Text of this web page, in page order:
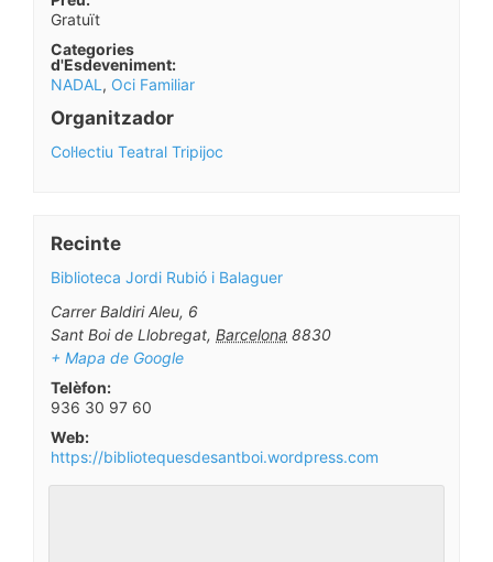
Gratuït
Categories
d'Esdeveniment:
NADAL , Oci Familiar
Organitzador
Col·lectiu Teatral Tripijoc
Recinte
Biblioteca Jordi Rubió i Balaguer
Carrer Baldiri Aleu, 6
Sant Boi de Llobregat, Barcelona 8830
+ Mapa de Google
Telèfon:
936 30 97 60
Web:
https://bibliotequesdesantboi.wordpress.com